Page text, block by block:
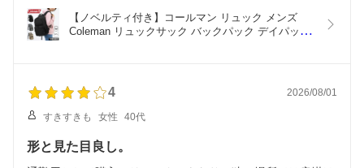
ず、ご期待にお応えしきれなかった点につき、貴重なご意見をい
ただき感謝申し上げます。いただいた価格に関するご要望は、今
後の商品開発や価格設定の参考として真摯に受け止めてまいりま
まいりますので、またのご利用を心よりお待ちしております。
【ノベルティ付き】コールマン リュック メンズ
Coleman リュックサック バックパック デイパック
部活 黒 ATLASDAY22
4 2026/08/01
すきすきも 女性 40代
形と見た目良し。